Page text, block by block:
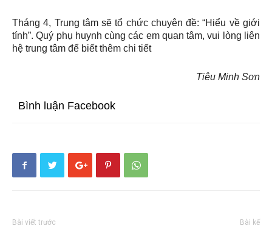
Tháng 4, Trung tâm sẽ tổ chức chuyên đề: “Hiểu về giới
tính”. Quý phụ huynh cùng các em quan tâm, vui lòng liên
hệ trung tâm để biết thêm chi tiết
Tiêu Minh Sơn
Bình luận Facebook
Bài viết trước Bài kế